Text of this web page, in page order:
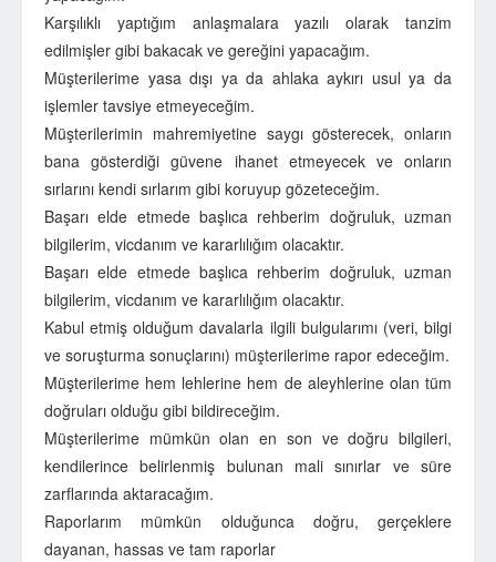
Karşılıklı yaptığım anlaşmalara yazılı olarak tanzim
edilmişler gibi bakacak ve gereğini yapacağım.
Müşterilerime yasa dışı ya da ahlaka aykırı usul ya da
işlemler tavsiye etmeyeceğim.
Müşterilerimin mahremiyetine saygı gösterecek, onların
bana gösterdiği güvene ihanet etmeyecek ve onların
sırlarını kendi sırlarım gibi koruyup gözeteceğim.
Başarı elde etmede başlıca rehberim doğruluk, uzman
bilgilerim, vicdanım ve kararlılığım olacaktır.
Başarı elde etmede başlıca rehberim doğruluk, uzman
bilgilerim, vicdanım ve kararlılığım olacaktır.
Kabul etmiş olduğum davalarla ilgili bulgularımı (veri, bilgi
ve soruşturma sonuçlarını) müşterilerime rapor edeceğim.
Müşterilerime hem lehlerine hem de aleyhlerine olan tüm
doğruları olduğu gibi bildireceğim.
Müşterilerime mümkün olan en son ve doğru bilgileri,
kendilerince belirlenmiş bulunan mali sınırlar ve süre
zarflarında aktaracağım.
Raporlarım mümkün olduğunca doğru, gerçeklere
dayanan, hassas ve tam raporlar